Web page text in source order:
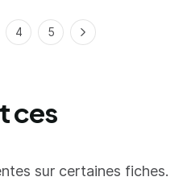
4 5 Suivant
ces
sur certaines fiches.